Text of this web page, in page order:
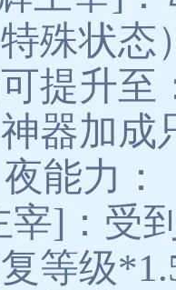
殊状态
提升至
器加成
能力：
]：受
等级